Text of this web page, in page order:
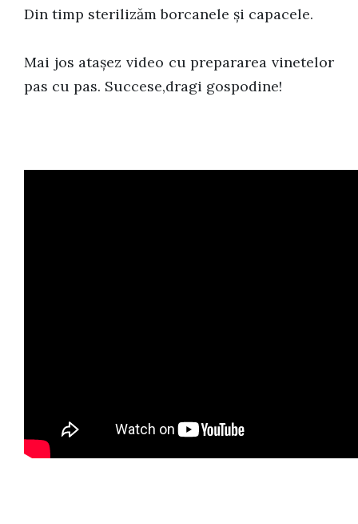
Din timp sterilizăm borcanele şi capacele.
Mai jos ataşez video cu prepararea vinetelor
pas cu pas. Succese,dragi gospodine!